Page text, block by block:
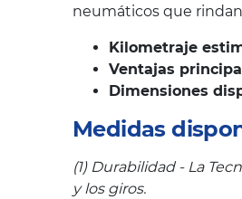
neumáticos que
Kilometraje
Ventajas
Dimensiones
Medidas
(1) Durabilidad - La
y los giros.